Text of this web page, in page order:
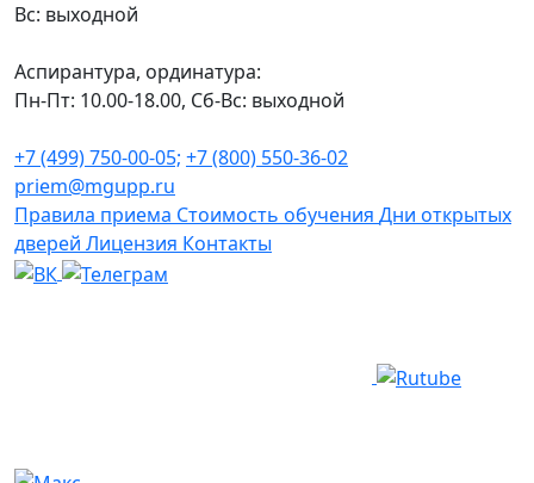
Вс: выходной
Аспирантура, ординатура:
Пн-Пт: 10.00-18.00, Сб-Вс: выходной
+7 (499) 750-00-05; +7 (800) 550-36-02
priem@mgupp.ru
Правила приема Стоимость обучения Дни открытых
дверей Лицензия Контакты